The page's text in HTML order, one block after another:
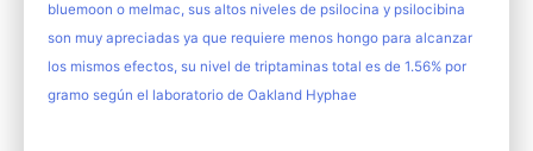
bluemoon o melmac, sus altos niveles de psilocina y psilocibina
son muy apreciadas ya que requiere menos hongo para alcanzar
los mismos efectos, su nivel de triptaminas total es de 1.56% por
gramo según el laboratorio de Oakland Hyphae